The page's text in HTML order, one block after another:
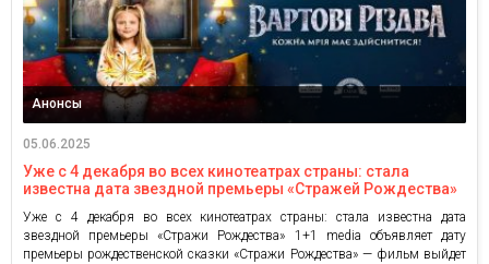
Анонсы
05.06.2025
Уже с 4 декабря во всех кинотеатрах страны: стала
известна дата звездной премьеры «Стражей Рождества»
Уже с 4 декабря во всех кинотеатрах страны: стала известна дата
звездной премьеры «Стражи Рождества» 1+1 media объявляет дату
премьеры рождественской сказки «Стражи Рождества» — фильм выйдет